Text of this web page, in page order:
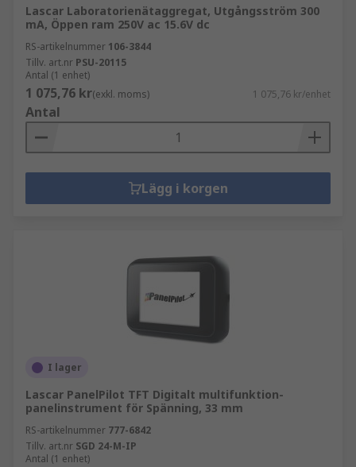
Lascar Laboratorienätaggregat, Utgångsström 300
mA, Öppen ram 250V ac 15.6V dc
RS-artikelnummer 106-3844
Tillv. art.nr PSU-20115
Antal (1 enhet)
1 075,76 kr(exkl. moms) 1 075,76 kr/enhet
Antal
Lägg i korgen
I lager
Lascar PanelPilot TFT Digitalt multifunktion-
panelinstrument för Spänning, 33 mm
RS-artikelnummer 777-6842
Tillv. art.nr SGD 24-M-IP
Antal (1 enhet)